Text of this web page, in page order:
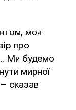
моя
про
Ми будемо
мирної
сказав